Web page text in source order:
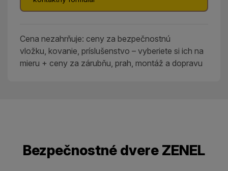
Cena nezahrňuje: ceny za bezpečnostnú
vložku, kovanie, príslušenstvo – vyberiete si ich na
mieru + ceny za zárubňu, prah, montáž a dopravu
Bezpečnostné dvere ZENEL